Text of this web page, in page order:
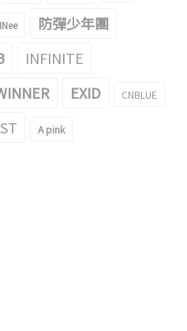
防彈少年團
INFINITE
EXID CNBLUE
A pink